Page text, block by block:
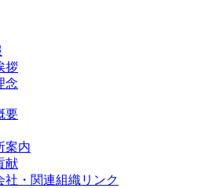
拶
念
要
案内
献
社・関連組織リンク